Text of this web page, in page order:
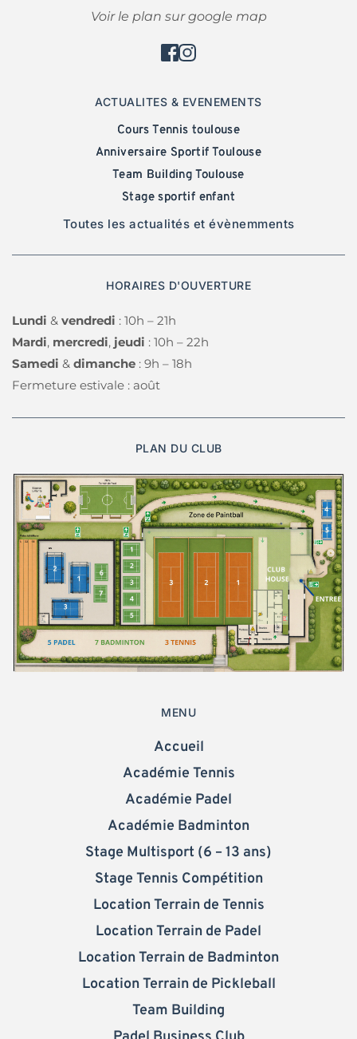
MENU
Accueil
Académie Tennis
Académie Padel
Académie Badminton
Stage Multisport (6 – 13 ans)
Stage Tennis Compétition
Location Terrain de Tennis
Location Terrain de Padel
Location Terrain de Badminton
Location Terrain de Pickleball
Team Building
ACTUALITES & EVENEMENTS
Cours Tennis toulouse
Anniversaire Sportif Toulouse
Team Building Toulouse
Stage sportif enfant
Toutes les actualités et évènemments
HORAIRES D'OUVERTURE
Lundi & vendredi : 10h – 21h
Mardi, mercredi, jeudi : 10h – 22h
Samedi & dimanche : 9h – 18h
Fermeture estivale : août
PLAN DU CLUB
Voir le plan sur google map